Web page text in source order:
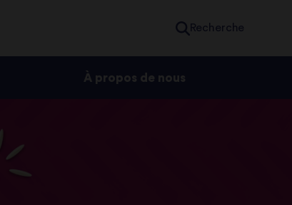
Recherche
À propos de nous